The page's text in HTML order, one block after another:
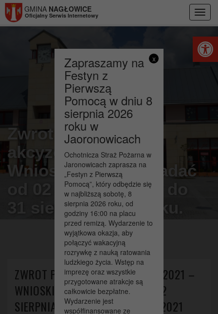
GMINA NAGŁOWICE
Oficjalny Serwis Internetowy
Zwrot podatku
akcyzowego 2021 –
Wnioski można składać
od 02 sierpnia 2021 do
31 sierpnia 2021 roku.
Aktualności >
Zwrot podatku akcyzowego 2021 – Wnioski można składać od 02
sierpnia 2021 do 31 sierpnia 2021 roku.
x
Zapraszamy na
Festyn z
Pierwszą
Pomocą w dniu 8
sierpnia 2026
roku w
Jaoronowicach
Ochotnicza Straż Pożarna w
Jaronowicach zaprasza na
„Festyn z Pierwszą
Pomocą”, który odbędzie się
w najbliższą sobotę, 8
sierpnia 2026 roku, od
godziny 16:00 na placu
przed remizą. Wydarzenie to
wyjątkowa okazja, aby
połączyć wakacyjną
rozrywkę z nauką ratowania
ludzkiego życia. Wstęp na
imprezę oraz wszystkie
przygotowane atrakcje są
całkowicie bezpłatne.
Wydarzenie jest
współfinansowane ze
ZWROT PODATKU AKCYZOWEGO 2021 –
WNIOSKI MOŻNA SKŁADAĆ OD 02
SIERPNIA 2021 DO 31 SIERPNIA 2021